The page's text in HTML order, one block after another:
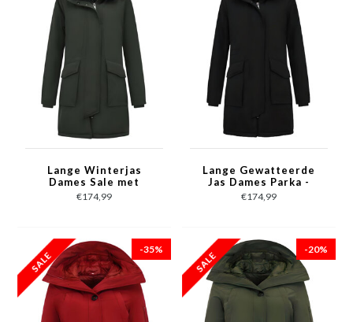
Lange Winterjas
Dames Sale met
Capuchon - 2728 -
Groen
€174,99
Lange Gewatteerde
Jas Dames Parka -
2728 - Zwart
€174,99
-35% -20%